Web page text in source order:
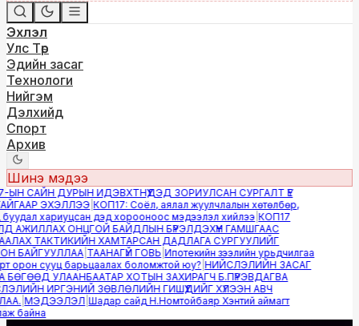
Эхлэл
Улс Төр
Эдийн засаг
Технологи
Нийгэм
Дэлхийд
Спорт
Архив
Шинэ мэдээ
САЙН ДУРЫН ИДЭВХТНҮҮДЭД ЗОРИУЛСАН СУРГАЛТ ҮЕ
ЭХЭЛЛЭЭ|КОП17: Соёл, аялал жуулчлалын хөтөлбөр,
хариуцсан дэд хорооноос мэдээлэл хийлээ|КОП17
АЖИЛЛАХ ОНЦГОЙ БАЙДЛЫН БҮРЭЛДЭХҮҮН ГАМШГААС
ТАКТИКИЙН ХАМТАРСАН ДАДЛАГА СУРГУУЛИЙГ
БАЙГУУЛЛАА|ТААНАГҮЙ ГОВЬ|Ипотекийн зээлийн урьдчилгаа
орон сууц барьцаалах боломжтой юу?|НИЙСЛЭЛИЙН ЗАСАГ
УЛААНБААТАР ХОТЫН ЗАХИРАГЧ Б.ПҮРЭВДАГВА
ИРГЭНИЙ ЗӨВЛӨЛИЙН ГИШҮҮДИЙГ ХҮЛЭЭН АВЧ
|МЭДЭЭЛЭЛ|Шадар сайд Н.Номтойбаяр Хэнтий аймагт
байна